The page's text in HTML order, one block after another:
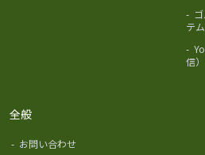
-
テム
-
信）
全般
- お問い合わせ